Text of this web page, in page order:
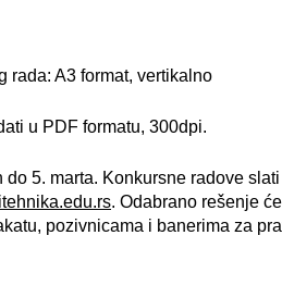
rada: A3 format, vertikalno
u PDF formatu, 300dpi.
do 5. marta. Konkursne radove
. Odabrano rešenje
pozivnicama i banerima za